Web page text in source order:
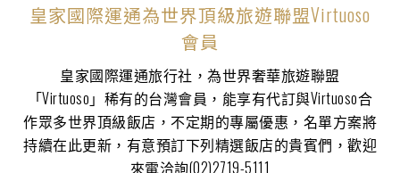
皇家國際運通為世界頂級旅遊聯盟Virtuoso
會員
皇家國際運通旅行社，為世界奢華旅遊聯盟
「Virtuoso」稀有的台灣會員，能享有代訂與Virtuoso合
作眾多世界頂級飯店，不定期的專屬優惠，名單方案將
持續在此更新，有意預訂下列精選飯店的貴賓們，歡迎
來電洽詢(02)2719-5111